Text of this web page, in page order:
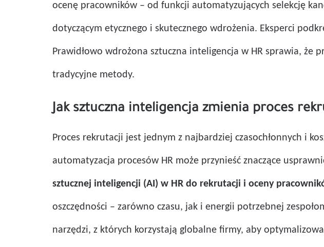
ocenę pracowników – od funkcji automatyzujących selekcję
dotyczącym etycznego i skutecznego wdrożenia. Eksperci
Prawidłowo wdrożona sztuczna inteligencja w HR sprawia, że
tradycyjne metody.
Jak sztuczna inteligencja zmienia proces
Proces rekrutacji jest jednym z najbardziej czasochłonnych i
automatyzacja procesów HR może przynieść znaczące
sztucznej inteligencji (AI) w HR do rekrutacji i oceny
oszczędności – zarówno czasu, jak i energii potrzebnej
narzędzi, z których korzystają globalne firmy, aby